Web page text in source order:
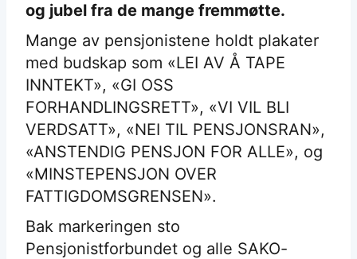
og jubel fra de mange fremmøtte.
Mange av pensjonistene holdt plakater
med budskap som «LEI AV Å TAPE
INNTEKT», «GI OSS
FORHANDLINGSRETT», «VI VIL BLI
VERDSATT», «NEI TIL PENSJONSRAN»,
«ANSTENDIG PENSJON FOR ALLE», og
«MINSTEPENSJON OVER
FATTIGDOMSGRENSEN».
Bak markeringen sto
Pensjonistforbundet og alle SAKO-